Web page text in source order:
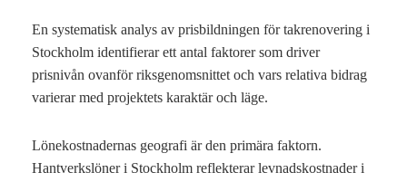
En systematisk analys av prisbildningen för takrenovering i
Stockholm identifierar ett antal faktorer som driver
prisnivån ovanför riksgenomsnittet och vars relativa bidrag
varierar med projektets karaktär och läge.
Lönekostnadernas geografi är den primära faktorn.
Hantverkslöner i Stockholm reflekterar levnadskostnader i